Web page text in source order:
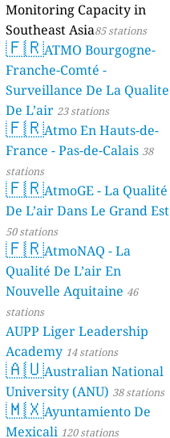
Monitoring Capacity in
Southeast Asia85 stations
🇫🇷ATMO Bourgogne-
Franche-Comté -
Surveillance De La Qualite
De L’air 23 stations
🇫🇷Atmo En Hauts-de-
France - Pas-de-Calais 38
stations
🇫🇷AtmoGE - La Qualité
De L’air Dans Le Grand Est
50 stations
🇫🇷AtmoNAQ - La
Qualité De L’air En
Nouvelle Aquitaine 46
stations
AUPP Liger Leadership
Academy 14 stations
🇦🇺Australian National
University (ANU) 38 stations
🇲🇽Ayuntamiento De
Mexicali 120 stations